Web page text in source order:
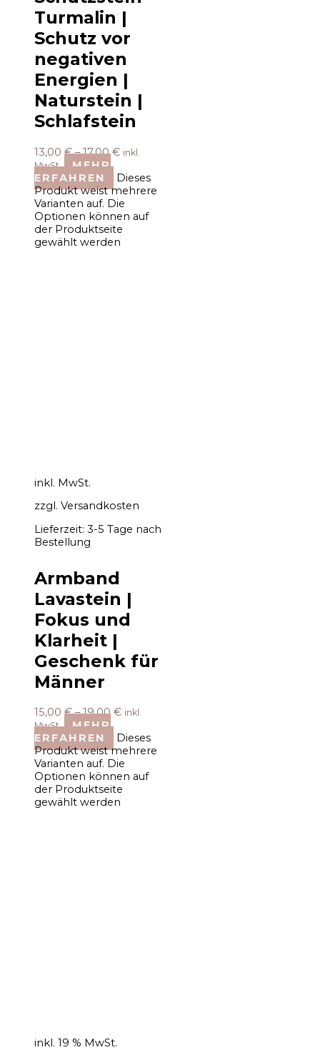
Turmalin |
Schutz vor
negativen
Energien |
Naturstein |
Schlafstein
13,00 €–17,00€ inkl.
MwSt.
MEHR
ERFAHREN
Dieses
Produkt weist mehrere
Varianten auf. Die
Optionen können auf
der Produktseite
gewählt werden
inkl. MwSt.
zzgl. Versandkosten
Lieferzeit: 3-5 Tage nach
Bestellung
Armband
Lavastein |
Fokus und
Klarheit |
Geschenk für
Männer
15,00 €–19,00 € inkl.
MwSt.
MEHR
ERFAHREN
Dieses
Produkt weist mehrere
Varianten auf. Die
Optionen können auf
der Produktseite
gewählt werden
inkl. 19 % MwSt.